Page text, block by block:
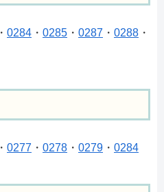
・ 0284 ・ 0285 ・ 0287 ・ 0288 ・
・ 0277 ・ 0278 ・ 0279 ・ 0284